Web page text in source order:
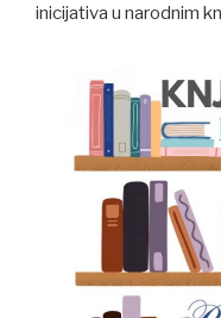
inicijativa u narodnim